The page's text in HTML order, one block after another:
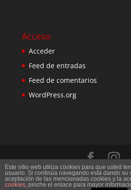
Acceso
Acceder
Feed de entradas
Feed de comentarios
WordPress.org
Diseñado porElegant Themes|
WordPress
Este sitio web utiliza cookies para que usted
usuario. Si continúa navegando está dando su
aceptación de las mencionadas cookies y la
cookies, pinche el enlace para mayor